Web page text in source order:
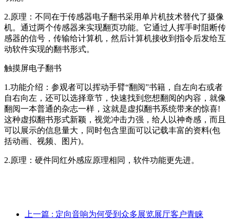
2.原理：不同在于传感器电子翻书采用单片机技术替代了摄像
机。通过两个传感器来实现翻页功能。它通过人挥手时阻断传
感器的信号，传输给计算机，然后计算机接收到指令后发给互
动软件实现的翻书形式。
触摸屏电子翻书
1.功能介绍：参观者可以挥动手臂“翻阅”书籍，自左向右或者
自右向左，还可以选择章节，快速找到您想翻阅的内容，就像
翻阅一本普通的杂志一样，这就是虚拟翻书系统带来的惊喜!
这种虚拟翻书形式新颖，视觉冲击力强，给人以神奇感，而且
可以展示的信息量大，同时包含里面可以记载丰富的资料(包
括动画、视频、图片)。
2.原理：硬件同红外感应原理相同，软件功能更先进。
上一篇 : 定向音响为何受到众多展览展厅客户青睐